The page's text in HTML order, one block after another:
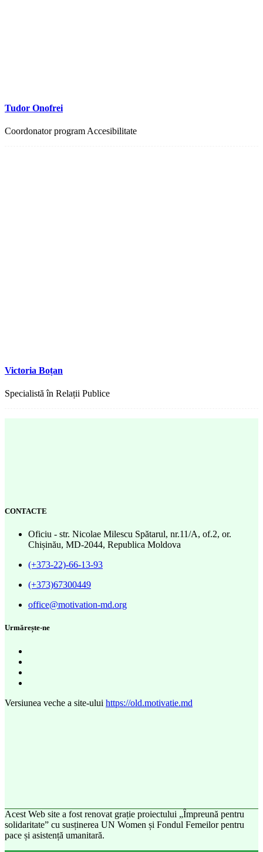
Tudor Onofrei
Coordonator program Accesibilitate
Victoria Boțan
Specialistă în Relații Publice
CONTACTE
Oficiu - str. Nicolae Milescu Spătarul, nr.11/A, of.2, or.
Chișinău, MD-2044, Republica Moldova
(+373-22)-66-13-93
(+373)67300449
office@motivation-md.org
Urmărește-ne
Versiunea veche a site-ului https://old.motivatie.md
Acest Web site a fost renovat grație proiectului „Împreună pentru
solidaritate” cu susținerea UN Women și Fondul Femeilor pentru
pace și asistență umanitară.